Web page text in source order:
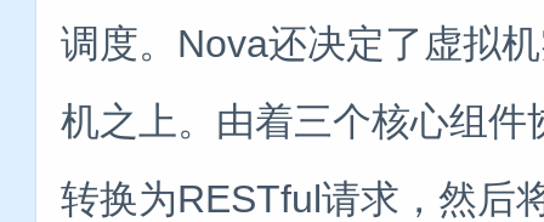
调度。Nova还决定了虚拟
机之上。由着三个核心组
转换为RESTful请求，然后